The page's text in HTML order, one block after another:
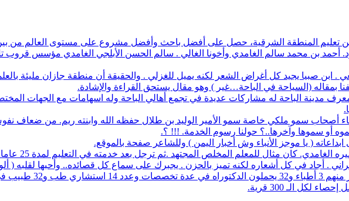
الشرقية، حصل على أفضل باحث وأفضل مشروع على مستوى العالم من بين 1700 طالب في آيسف الدولي لعام
أحمد بن محمد سالم الغامدي وأخونا الغالي . سالم الحسن الأبلجي الغامدي مؤسس قروب
صبيا يجيد كل أغراض الشعر لكنه يميل للغزلي . والحقيقة أن منطقة جازان مليئة
بمقاله (السياحة في الباحة…غير ) وهو مقال يستحق القراءة والإشادة.
معرف مدينة الباحة له مشاركات عديدة في تجمع أهالي الباحة وله اسهامات مع الجهات
أصحاب سمو ملكي خاصة سمو الأمير الوليد بن طلال حفظه الله وابنته ريم. من ضعاف
أو سموها وآخرها..؟ حولنا رسوم الخدمة. !!! ؟.
( يا موجز الأنباء وش أخبار اليمن ) وللشاعر صفحة بالموقع.
كان مثال للمعلم المخلص المجتهد .ثم ترجل بعد خدمته في التعليم لمدة 25 عاما. عمل معرفا لقرية البلعلا .
. أجاد في كل أشعاره لكنه تميز بالحزن . يجبرك على سماع كل قصائده.. وأحبها لقلبه
83 حاملي مؤهلات
لكل الـ 300 قرية.